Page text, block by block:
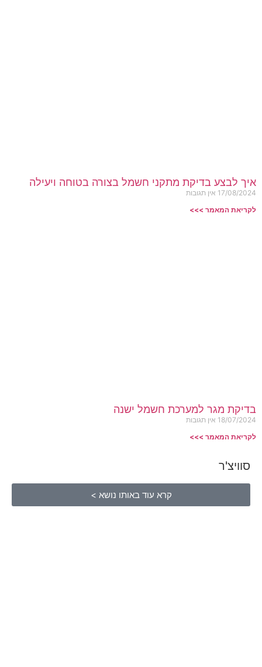
איך לבצע בדיקת מתקני חשמל בצורה בטוחה ויעילה
17/08/2024 אין תגובות
לקריאת המאמר >>>
בדיקת מגר למערכת חשמל ישנה
18/07/2024 אין תגובות
לקריאת המאמר >>>
סוויצ'ר
קרא עוד באותו נושא >